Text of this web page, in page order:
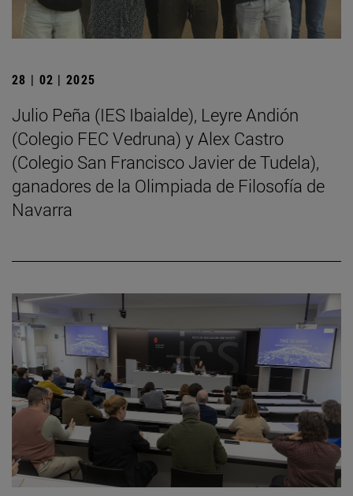
28 | 02 | 2025
Julio Peña (IES Ibaialde), Leyre Andión
(Colegio FEC Vedruna) y Alex Castro
(Colegio San Francisco Javier de Tudela),
ganadores de la Olimpiada de Filosofía de
Navarra